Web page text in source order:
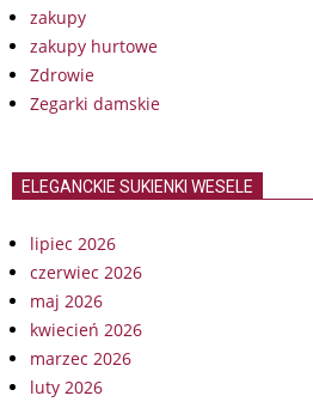
zakupy
zakupy hurtowe
Zdrowie
Zegarki damskie
ELEGANCKIE SUKIENKI WESELE
lipiec 2026
czerwiec 2026
maj 2026
kwiecień 2026
marzec 2026
luty 2026